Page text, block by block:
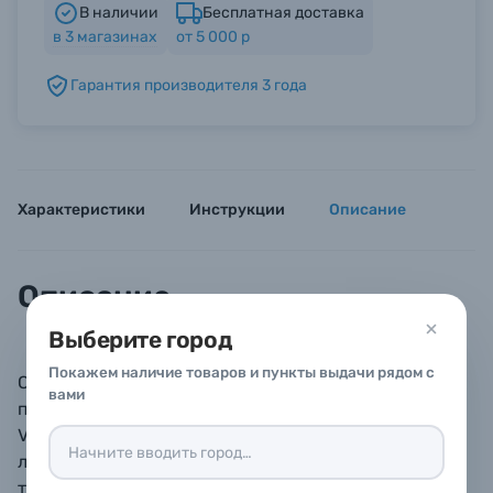
Выберите город
Покажем наличие товаров и пункты выдачи рядом с
вами
В наличии
в 3 магазинах
Бесплатная доставка
от 5 000 р
Гарантия производителя 3 года
Характеристики Инструкции Описание
Описание
Созданная для экстремальных условий, карта
памяти Angelbird SDXC 1TB AV PRO MK2
V60 защищена от воды, ударов, рентгеновских
лучей, магнитов и высоких перепадов
температур. Встроенный переключатель защиты от